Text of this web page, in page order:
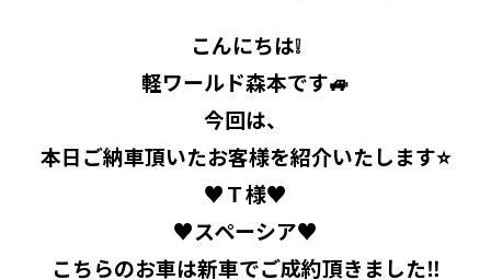
こんにちは❕
軽ワールド森本です🚙
今回は、
本日ご納車頂いたお客様を紹介いたします⭐️
♥Ｔ様♥
♥スペーシア♥
こちらのお車は新車でご成約頂きました‼️